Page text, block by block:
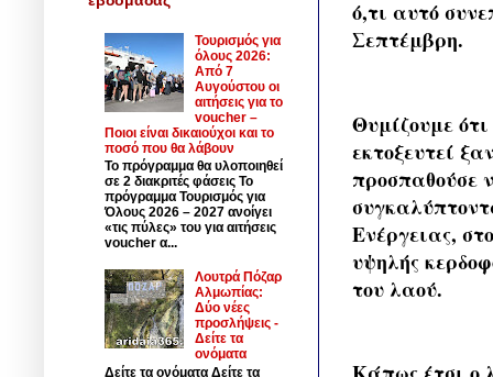
ό,τι αυτό
Σεπτέμβρη.
Θυμίζουμε
εκτοξευτεί
προσπαθούσε
Ενέργειας,
υψηλής
του λαού.
Τουρισμός για
όλους 2026:
Από 7
Αυγούστου οι
αιτήσεις για το
voucher –
Ποιοι είναι δικαιούχοι και το
ποσό που θα λάβουν
Το πρόγραμμα θα υλοποιηθεί
σε 2 διακριτές φάσεις Το
πρόγραμμα Τουρισμός για
Όλους 2026 – 2027 ανοίγει
«τις πύλες» του για αιτήσεις
voucher α...
Λουτρά Πόζαρ
Αλμωπίας:
Δύο νέες
προσλήψεις -
Δείτε τα
ονόματα
Δείτε τα ονόματα Δείτε τα